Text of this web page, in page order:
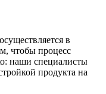
в
чтобы процесс
наши специалисты
продукта на